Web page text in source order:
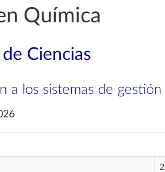
Química
Ciencias
a los sistemas de gestión
2